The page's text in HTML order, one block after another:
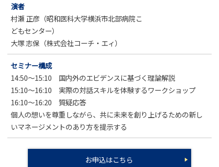
演者
村瀬 正彦（昭和医科大学横浜市北部病院こ
どもセンター）
大塚 志保（株式会社コーチ・エィ）
セミナー構成
14:50～15:10 国内外のエビデンスに基づく理論解説
15:10～16:10 実際の対話スキルを体験するワークショップ
16:10～16:20 質疑応答
個人の想いを尊重しながら、共に未来を創り上げるための新し
いマネージメントのあり方を提示する
お申込はこちら